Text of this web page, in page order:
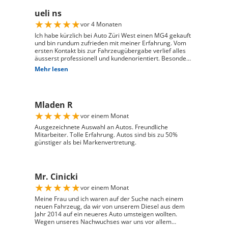
ueli ns
★★★★★vor 4 Monaten
Ich habe kürzlich bei Auto Züri West einen MG4 gekauft
und bin rundum zufrieden mit meiner Erfahrung. Vom
ersten Kontakt bis zur Fahrzeugübergabe verlief alles
äusserst professionell und kundenorientiert. Besonders
hervorheben möchte ich die hervorragende Beratung
durch Herrn David Panic. Er hat sich viel Zeit
und engagierte Art hat den gesamten Kaufprozess sehr
angenehm gemacht. Die Abwicklung verlief reibungslos
und zuverlässig, und ich habe mein Fahrzeug genau so
erhalten, wie ich es mir vorgestellt habe. Ich kann Auto
Züri West uneingeschränkt weiterempfehlen und
bedanke mich herzlich für den ausgezeichneten Service
Mehr lesen
Mladen R
★★★★★vor einem Monat
Ausgezeichnete Auswahl an Autos. Freundliche
Mitarbeiter. Tolle Erfahrung. Autos sind bis zu 50%
günstiger als bei Markenvertretung.
Mr. Cinicki
★★★★★vor einem Monat
Meine Frau und ich waren auf der Suche nach einem
neuen Fahrzeug, da wir von unserem Diesel aus dem
Jahr 2014 auf ein neueres Auto umsteigen wollten.
Wegen unseres Nachwuchses war uns vor allem